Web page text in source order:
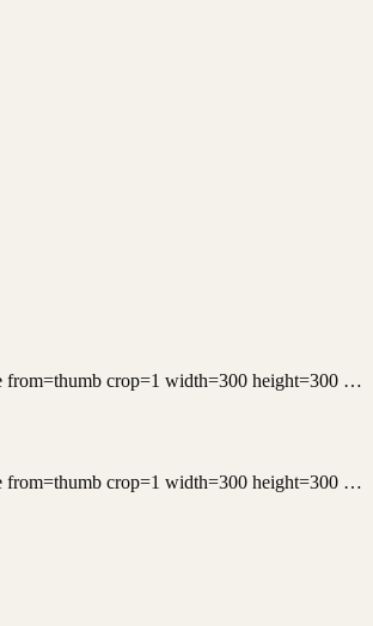
from=thumb crop=1 width=300 height=300 …
from=thumb crop=1 width=300 height=300 …